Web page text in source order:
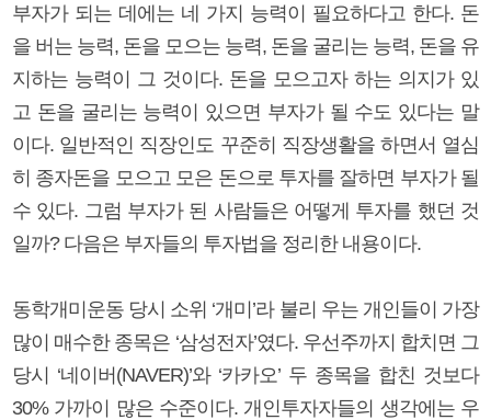
부자가 되는 데에는 네 가지 능력이 필요하다고 한다. 돈
을 버는 능력, 돈을 모으는 능력, 돈을 굴리는 능력, 돈을 유
지하는 능력이 그 것이다. 돈을 모으고자 하는 의지가 있
고 돈을 굴리는 능력이 있으면 부자가 될 수도 있다는 말
이다. 일반적인 직장인도 꾸준히 직장생활을 하면서 열심
히 종자돈을 모으고 모은 돈으로 투자를 잘하면 부자가 될
수 있다. 그럼 부자가 된 사람들은 어떻게 투자를 했던 것
일까? 다음은 부자들의 투자법을 정리한 내용이다.
동학개미운동 당시 소위 ‘개미’라 불리 우는 개인들이 가장
많이 매수한 종목은 ‘삼성전자’였다. 우선주까지 합치면 그
당시 ‘네이버(NAVER)’와 ‘카카오’ 두 종목을 합친 것보다
30% 가까이 많은 수준이다. 개인투자자들의 생각에는 우